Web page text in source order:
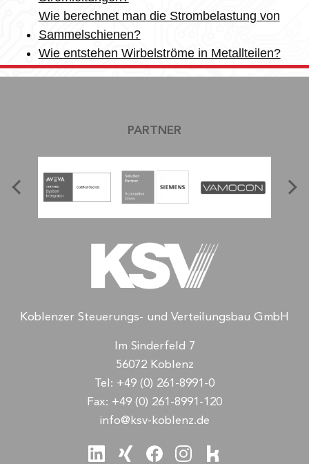
Wie berechnet man die Strombelastung von
Sammelschienen?
Wie entstehen Wirbelströme in Metallteilen?
PARTNER
Koblenzer Steuerungs- und Verteilungsbau GmbH
Im Sinderfeld 7
56072 Koblenz
Tel: +49 (0) 261-8991-0
Fax: +49 (0) 261-8991-120
info@ksv-koblenz.de